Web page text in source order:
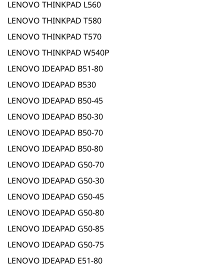
LENOVO THINKPAD L560
LENOVO THINKPAD T580
LENOVO THINKPAD T570
LENOVO THINKPAD W540P
LENOVO IDEAPAD B51-80
LENOVO IDEAPAD B530
LENOVO IDEAPAD B50-45
LENOVO IDEAPAD B50-30
LENOVO IDEAPAD B50-70
LENOVO IDEAPAD B50-80
LENOVO IDEAPAD G50-70
LENOVO IDEAPAD G50-30
LENOVO IDEAPAD G50-45
LENOVO IDEAPAD G50-80
LENOVO IDEAPAD G50-85
LENOVO IDEAPAD G50-75
LENOVO IDEAPAD E51-80